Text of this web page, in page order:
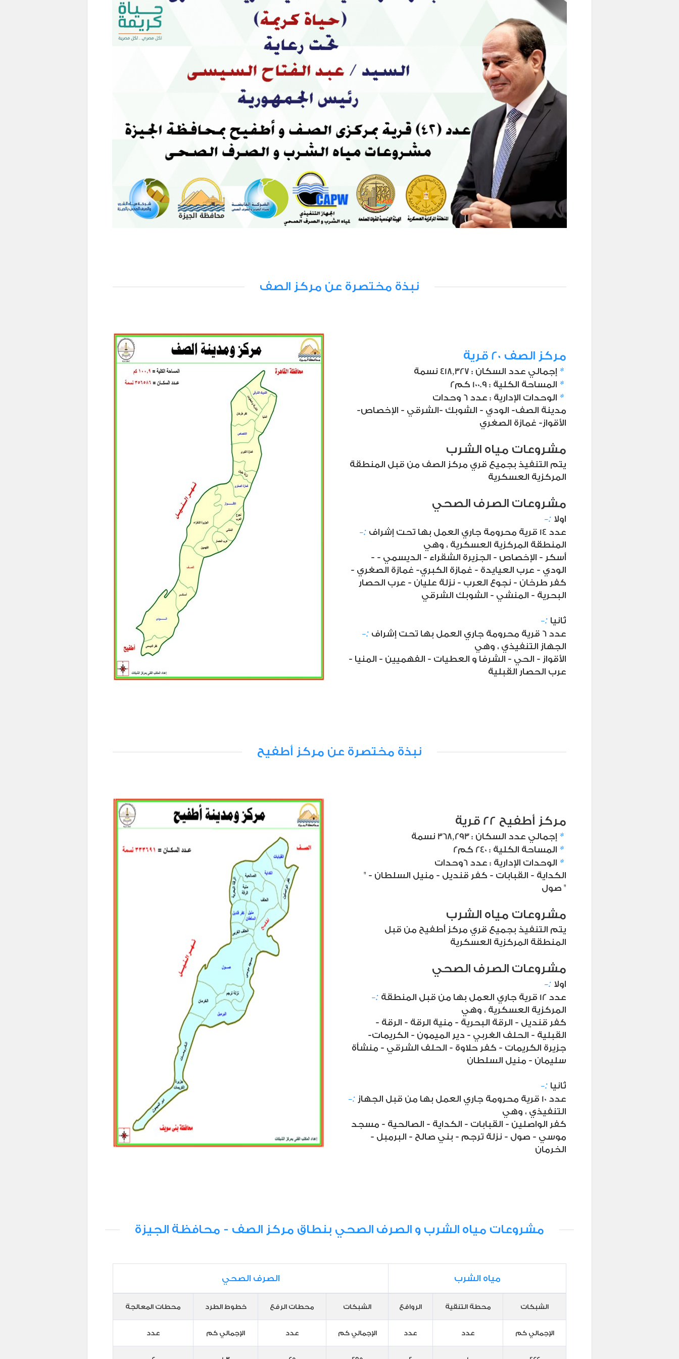
نبذة مختصرة عن مركز الصف
مركز الصف 20 قرية
*
*
*
مدينة الصف- الودي - الشوبك -الشرقي - الإخصاص-
الأقواز- غمازة الصغري
مشروعات مياه الشرب
يتم التنفيذ بجميع قري مركز الصف من قبل المنطقة
المركزية العسكرية
مشروعات الصرف الصحي
-: اولا
-: عدد 14 قرية محرومة جاري العمل بها تحت إشراف
المنطقة المركزية العسكرية ، وهي
- أسكر - الإخصاص - الجزيرة الشقراء - الديسمي -
الودي - عرب العيايدة - غمازة الكبري- غمازة الصغري -
كفر طرخان - نجوع العرب - نزلة عليان - عرب الحصار
البحرية - المنشي - الشوبك الشرقي
-: ثانيا
-: عدد 6 قرية محرومة جاري العمل بها تحت إشراف
الجهاز التنفيذي ، وهي
الأقواز - الحي - الشرفا و العطيات - الفهميين - المنيا -
عرب الحصار القبلية
نبذة مختصرة عن مركز أطفيح
مركز أطفيح 22 قرية
*
*
*
" الكداية - القبابات - كفر قنديل - منيل السلطان -
صول "
مشروعات مياه الشرب
يتم التنفيذ بجميع قري مركز أطفيح من قبل
المنطقة المركزية العسكرية
مشروعات الصرف الصحي
-: اولا
-: عدد 12 قرية جاري العمل بها من قبل المنطقة
المركزية العسكرية ، وهي
- كفر قنديل - الرقة البحرية - منية الرقة - الرقة
القبلية - الحلف الغربي - دير الميمون - الكريمات-
جزيرة الكريمات - كفر حلاوة - الحلف الشرقي - منشأة
سليمان - منيل السلطان
-: ثانيا
-: عدد 10 قرية محرومة جاري العمل بها من قبل الجهاز
التنفيذي ، وهي
كفر الواصلين - القبابات - الكداية - الصالحية - مسجد
موسي - صول - نزلة ترجم - بني صالح - البرمبل -
الخرمان
مشروعات مياه الشرب و الصرف الصحي بنطاق مركز الصف - محافظة الجيزة
الصرف الصحي مياه الشرب
محطات المعالجة خطوط الطرد محطات الرفع الشبكات الروافع محطة التنقية الشبكات
عدد الإجمالي كم عدد الإجمالي كم عدد عدد الإجمالي كم